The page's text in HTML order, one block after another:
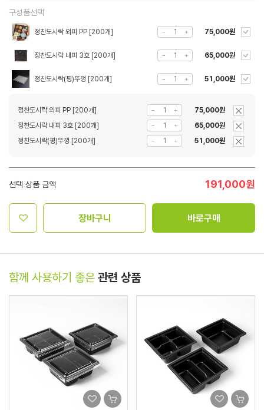
구성품선택
정찬도시락 외피 PP [200개] 75,000원
정찬도시락 내피 3호 [200개] 65,000원
정찬도시락(평)뚜껑 [200개] 51,000원
정찬도시락 외피 PP [200개]
75,000원
정찬도시락 내피 3호 [200개]
65,000원
정찬도시락(평)뚜껑 [200개]
51,000원
선택 상품 금액 191,000원
장바구니 바로구매
함께 사용하기 좋은 관련 상품